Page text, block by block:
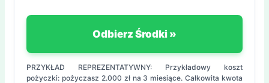
Odbierz Środki »
PRZYKŁAD REPREZENTATYWNY: Przykładowy koszt
pożyczki: pożyczasz 2.000 zł na 3 miesiące. Całkowita kwota